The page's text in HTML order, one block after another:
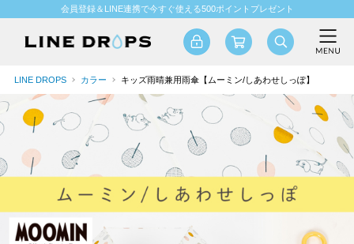
会員登録＆LINE連携で今すぐ使える500ポイントプレゼント
LINE DROPS カラー キッズ雨晴兼用雨傘【ムーミン/しあわせしっぽ】